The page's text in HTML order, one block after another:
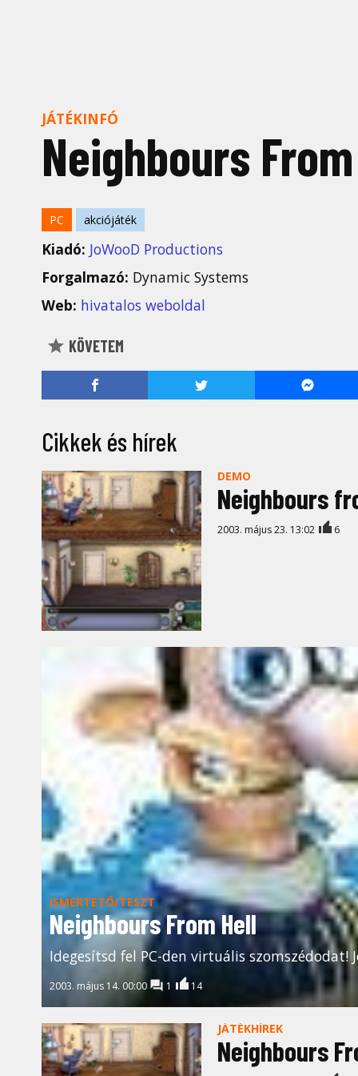
JÁTÉKINFÓ
Neighbours
PC akciójáték
Kiadó: JoWooD Productions
Forgalmazó: Dynamic Systems
Web: hivatalos weboldal
KÖVETEM
Cikkek és hírek
DEMO
Neighbours
2003. május 23. 13:02 6
ISMERTETŐ/TESZT
Neighbours From Hell
Idegesítsd fel PC-den virtuális szomszédodat!
2003. május 14. 00:00 1 14
JÁTÉKHÍREK
Neighbours